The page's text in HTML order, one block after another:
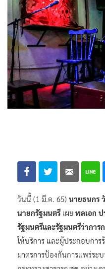
วันนี้ (1 มี.ค. 65) นายธนกร
นายกรัฐมนตรี เผย พลเอก
รัฐมนตรีและรัฐมนตรีว่าการ
ให้บริการ และผู้ประกอบการ
มาตรการป้องกันการแพร่ระ